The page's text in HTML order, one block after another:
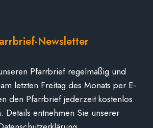
Newsletter
Pfarrbrief regelmäßig und
letzten Freitag des Monats per E-
den Pfarrbrief jederzeit kostenlos
Details entnehmen Sie unserer